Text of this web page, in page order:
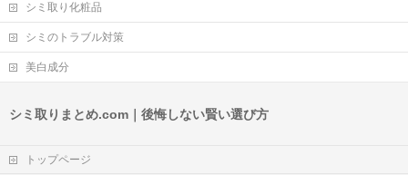
シミ取り化粧品
シミのトラブル対策
美白成分
シミ取りまとめ.com｜後悔しない賢い選び方
トップページ